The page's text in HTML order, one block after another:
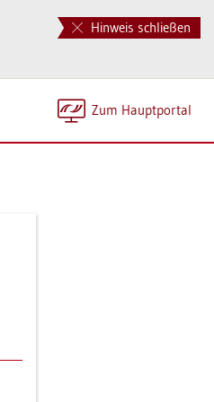
Hinweis schließen
Zum Haupt­por­tal